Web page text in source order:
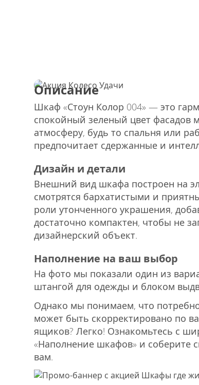
Описание
Шкаф «Стоун Колор 004» — это
спокойный зеленый цвет фасадов
атмосферу, будь то спальня или
предпочитает сдержанные и
Дизайн и детали
Внешний вид шкафа построен на
смотрятся бархатистыми и
роли утонченного украшения,
достаточно компактен, чтобы не
дизайнерский объект.
Наполнение на ваш выбор
На фото мы показали один из
штангой для одежды и блоком
Однако мы понимаем, что
может быть скорректировано по
ящиков? Легко! Ознакомьтесь с
«Наполнение шкафов» и соберите
вам.